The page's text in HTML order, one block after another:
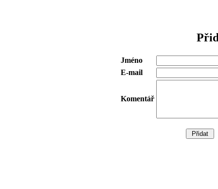
Jméno
E-mail
Komentář